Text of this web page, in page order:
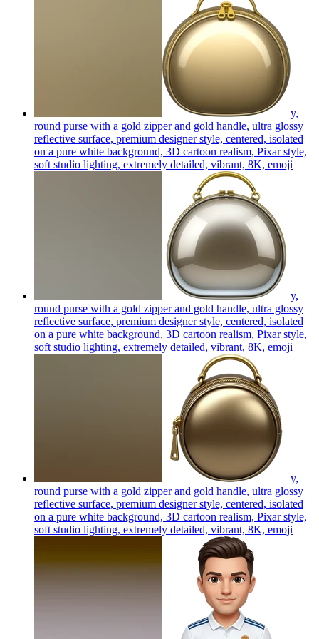
y,
round purse with a gold zipper and gold handle, ultra glossy
reflective surface, premium designer style, centered, isolated
on a pure white background, 3D cartoon realism, Pixar style,
soft studio lighting, extremely detailed, vibrant, 8K, emoji
y,
round purse with a gold zipper and gold handle, ultra glossy
reflective surface, premium designer style, centered, isolated
on a pure white background, 3D cartoon realism, Pixar style,
soft studio lighting, extremely detailed, vibrant, 8K, emoji
y,
round purse with a gold zipper and gold handle, ultra glossy
reflective surface, premium designer style, centered, isolated
on a pure white background, 3D cartoon realism, Pixar style,
soft studio lighting, extremely detailed, vibrant, 8K, emoji